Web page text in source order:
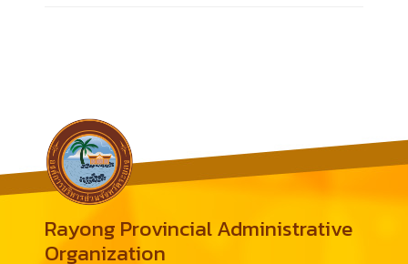
Rayong Provincial Administrative
Organization